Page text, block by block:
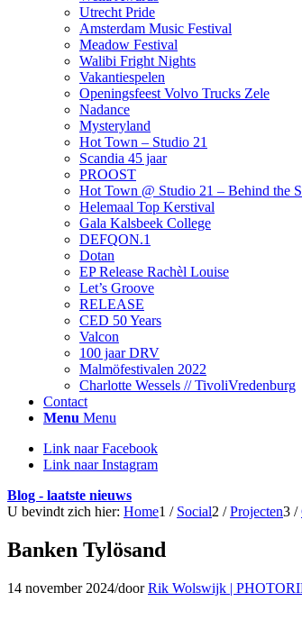
Utrecht Pride
Amsterdam Music Festival
Meadow Festival
Walibi Fright Nights
Vakantiespelen
Openingsfeest Volvo Trucks Zele
Nadance
Mysteryland
Hot Town – Studio 21
Scandia 45 jaar
PROOST
Hot Town @ Studio 21 – Behind the
Helemaal Top Kerstival
Gala Kalsbeek College
DEFQON.1
Dotan
EP Release Rachèl Louise
Let’s Groove
RELEASE
CED 50 Years
Valcon
100 jaar DRV
Malmöfestivalen 2022
Charlotte Wessels // TivoliVredenburg
Contact
Menu Menu
Link naar Facebook
Link naar Instagram
Blog - laatste nieuws
U bevindt zich hier: Home1 / Social2 / Projecten3 /
Banken Tylösand
14 november 2024/doorRik Wolswijk |